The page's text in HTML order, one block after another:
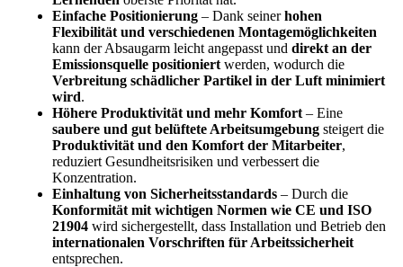
Einfache Positionierung – Dank seinerhohen
Flexibilität und verschiedenen Montagemöglichkeiten
kann der Absaugarm leicht angepasst und direkt an der
Emissionsquelle positioniert werden, wodurch die
Verbreitung schädlicher Partikel in der Luft minimiert
wird.
Höhere Produktivität und mehr Komfort – Eine
saubere und gut belüftete Arbeitsumgebung steigert die
Produktivität und den Komfort der Mitarbeiter,
reduziert Gesundheitsrisiken und verbessert die
Konzentration.
Einhaltung von Sicherheitsstandards – Durch die
Konformität mit wichtigen Normen wie CE und ISO
21904 wird sichergestellt, dass Installation und Betrieb den
internationalen Vorschriften für Arbeitssicherheit
entsprechen.